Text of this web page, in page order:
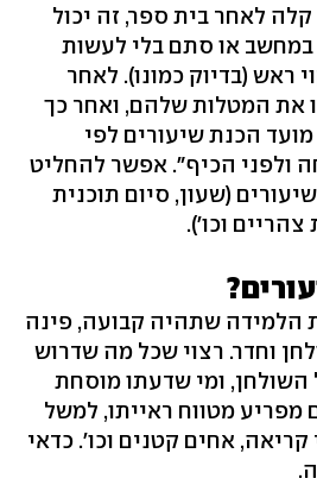
קלה לאחר בית ספר, זה יכול
במחשב או סתם בלי לעשות
ראש (בדיוק כמונו). לאחר
את המטלות שלהם, ואחר כך
מועד הכנת שיעורים לפי
ולפני הכיף". אפשר להחליט
(שעון, סיום תוכנית
צהריים וכו').
הלמידה שתהיה קבועה, פינה
וחדר. רצוי שכל מה שדרוש
השולחן, ומי שדעתו מוסחת
מפריע מטווח ראייתו, למשל
אחים קטנים וכו'. כדאי